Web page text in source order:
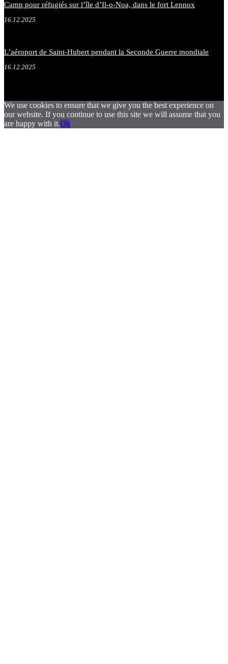
Camp pour réfugiés sur l’île d’Il-o-Noa, dans le fort Lennox
16.12.2025
L’aéroport de Saint-Hubert pendant la Seconde Guerre mondiale
16.12.2025
We use cookies to ensure that we give you the best experience on
our website. If you continue to use this site we will assume that you
are happy with it.Ok